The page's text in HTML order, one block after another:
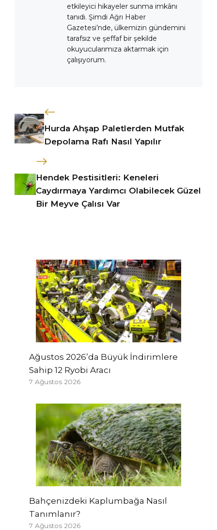
etkileyici hikayeler sunma imkânı
tanıdı. Şimdi Ağrı Haber
Gazetesi’nde, ülkemizin gündemini
tarafsız ve şeffaf bir şekilde
okuyucularımıza aktarmak için
çalışıyorum.
Hurda Ahşap Paletlerden Mutfak
Depolama Rafı Nasıl Yapılır
Hendek Pestisitleri: Keneleri
Caydırmaya Yardımcı Olabilecek Güzel
Bir Meyve Çalısı Var
Ağustos 2026’da Büyük İndirimlere
Sahip 12 Ryobi Aracı
7 Ağustos 2026
Bahçenizdeki Kaplumbağa Nasıl
Tanımlanır?
7 Ağustos 2026